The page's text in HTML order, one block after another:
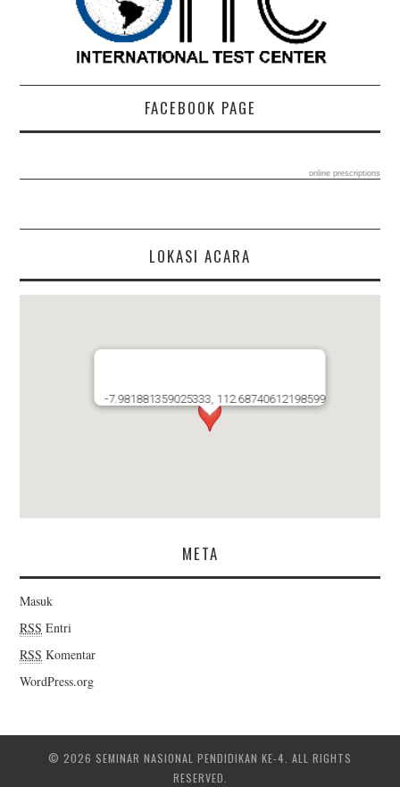
FACEBOOK PAGE
online prescriptions
LOKASI ACARA
-7.981881359025333, 112.68740612198599
META
Masuk
RSS Entri
RSS Komentar
WordPress.org
© 2026 SEMINAR NASIONAL PENDIDIKAN KE-4. ALL RIGHTS
RESERVED.